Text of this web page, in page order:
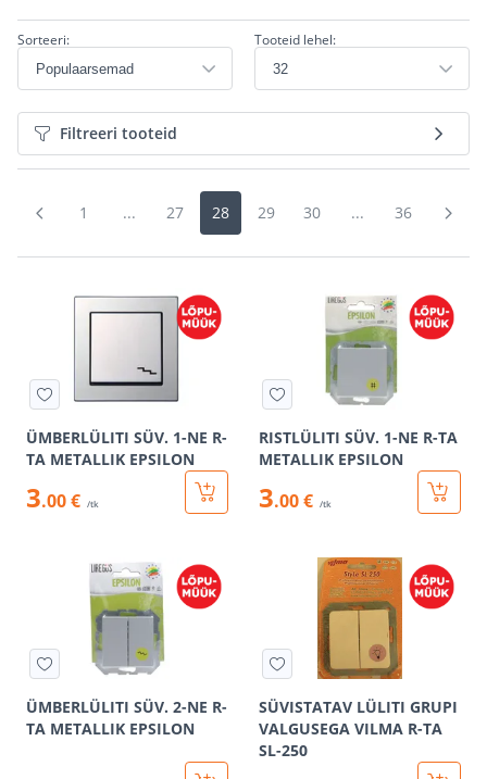
Sorteeri: Tooteid lehel:
Filtreeri tooteid
1 ... 27 28 29 30 ... 36
ÜMBERLÜLITI SÜV. 1-NE R-
TA METALLIK EPSILON
3.00 € /tk
RISTLÜLITI SÜV. 1-NE R-TA
METALLIK EPSILON
3.00 € /tk
ÜMBERLÜLITI SÜV. 2-NE R-
TA METALLIK EPSILON
SÜVISTATAV LÜLITI GRUPI
VALGUSEGA VILMA R-TA
SL-250